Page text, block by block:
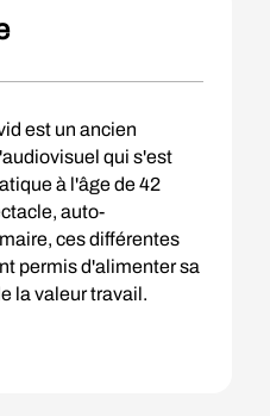
est un ancien
qui s'est
à l'âge de 42
auto-
ces différentes
permis d'alimenter sa
la valeur travail.